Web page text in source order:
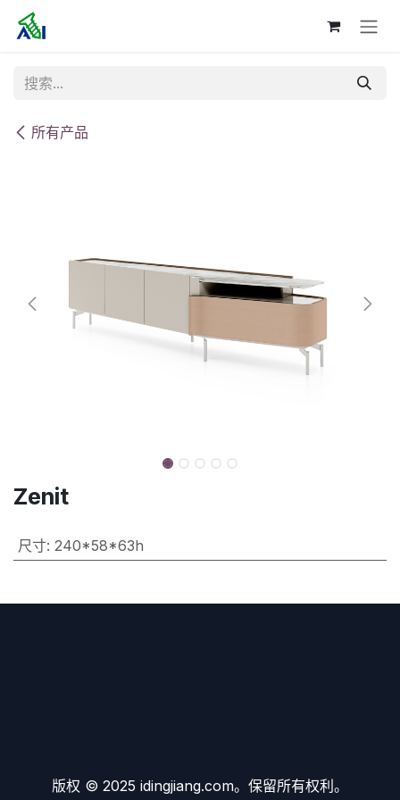
跳至内容
所有产品
Zenit
尺寸: 240*58*63h
版权 © 2025 idingjiang.com。保留所有权利。